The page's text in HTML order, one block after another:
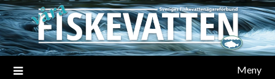
Meny